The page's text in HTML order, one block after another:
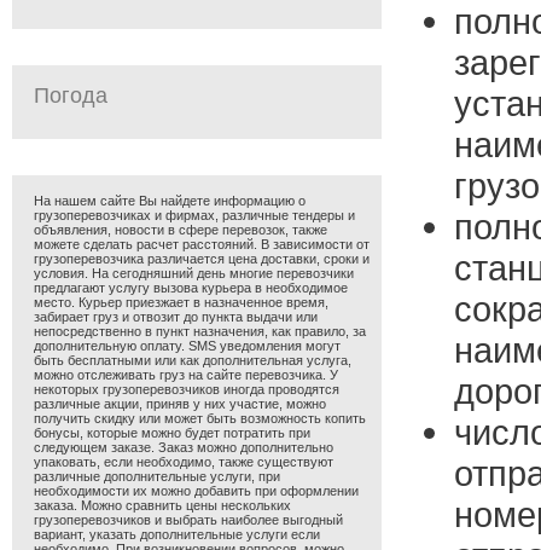
Погода
На нашем сайте Вы найдете информацию о
грузоперевозчиках и фирмах, различные тендеры и
объявления, новости в сфере перевозок, также
можете сделать расчет расстояний. В зависимости от
грузоперевозчика различается цена доставки, сроки и
условия. На сегодняшний день многие перевозчики
предлагают услугу вызова курьера в необходимое
место. Курьер приезжает в назначенное время,
забирает груз и отвозит до пункта выдачи или
непосредственно в пункт назначения, как правило, за
дополнительную оплату. SMS уведомления могут
быть бесплатными или как дополнительная услуга,
можно отслеживать груз на сайте перевозчика. У
некоторых грузоперевозчиков иногда проводятся
различные акции, приняв у них участие, можно
получить скидку или может быть возможность копить
бонусы, которые можно будет потратить при
следующем заказе. Заказ можно дополнительно
упаковать, если необходимо, также существуют
различные дополнительные услуги, при
необходимости их можно добавить при оформлении
заказа. Можно сравнить цены нескольких
грузоперевозчиков и выбрать наиболее выгодный
вариант, указать дополнительные услуги если